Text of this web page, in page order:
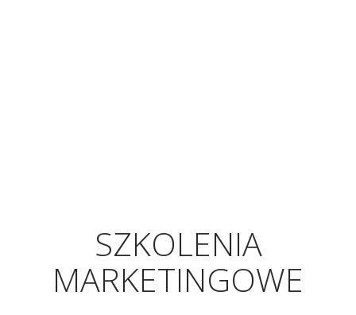
SZKOLENIA
MARKETINGOWE